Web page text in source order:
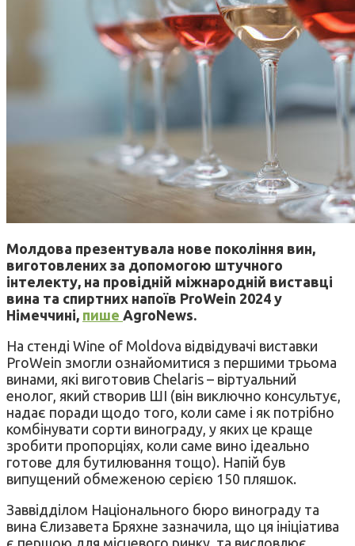
Молдова презентувала нове покоління вин,
виготовлених за допомогою штучного
інтелекту, на провідній міжнародній виставці
вина та спиртних напоїв ProWein 2024 у
Німеччині, пише АgroNews.
На стенді Wine of Moldova відвідувачі виставки
ProWein змогли ознайомитися з першими трьома
винами, які виготовив Chelaris – віртуальний
енолог, який створив ШІ (він виключно консультує,
надає поради щодо того, коли саме і як потрібно
комбінувати сорти винограду, у яких це краще
зробити пропорціях, коли саме вино ідеально
готове для бутилювання тощо). Напій був
випущений обмеженою серією 150 пляшок.
Заввідділом Національного бюро винограду та
вина Єлизавета Бряхне зазначила, що ця ініціатива
є першою для місцевого ринку, та висловлює